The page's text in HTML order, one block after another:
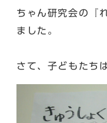
ちゃん研究会の『
ました。
さて、子どもたち